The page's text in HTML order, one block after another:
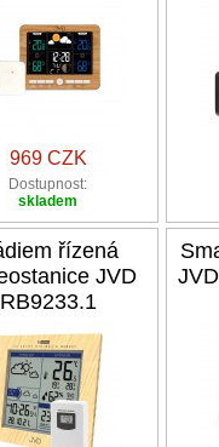
969 CZK
Dostupnost:
skladem
řízená
JVD
RB9233.1